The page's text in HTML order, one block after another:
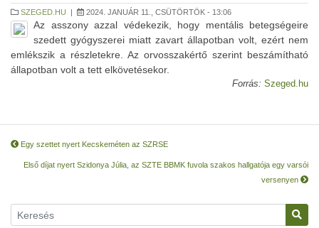
SZEGED.HU | 2024. JANUÁR 11., CSÜTÖRTÖK - 13:06
Az asszony azzal védekezik, hogy mentális betegségeire
szedett gyógyszerei miatt zavart állapotban volt, ezért nem
emlékszik a részletekre. Az orvosszakértő szerint beszámítható
állapotban volt a tett elkövetésekor.
Forrás: Szeged.hu
Egy szettet nyert Kecskeméten az SZRSE
Első díjat nyert Szidonya Júlia, az SZTE BBMK fuvola szakos hallgatója egy varsói
versenyen